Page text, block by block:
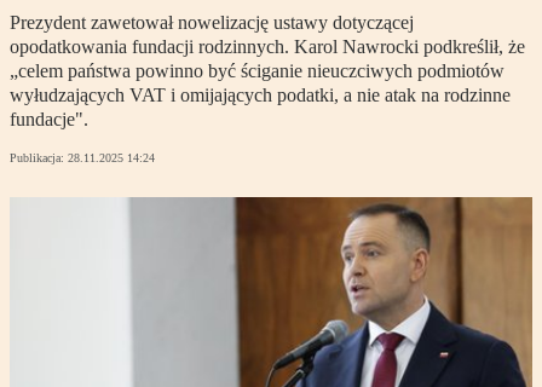
Prezydent zawetował nowelizację ustawy dotyczącej
opodatkowania fundacji rodzinnych. Karol Nawrocki podkreślił, że
„celem państwa powinno być ściganie nieuczciwych podmiotów
wyłudzających VAT i omijających podatki, a nie atak na rodzinne
fundacje".
Publikacja: 28.11.2025 14:24